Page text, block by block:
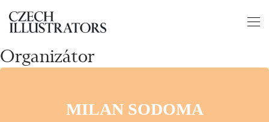
Organizátor
MILAN SODOMA